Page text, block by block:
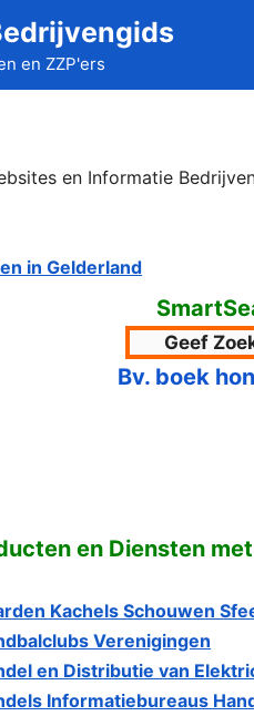
en ZZP'ers
en Informatie
in Gelderland
Bv. boek
en Diensten
Kachels Schouwen
Verenigingen
en Distributie van
Informatiebureaus